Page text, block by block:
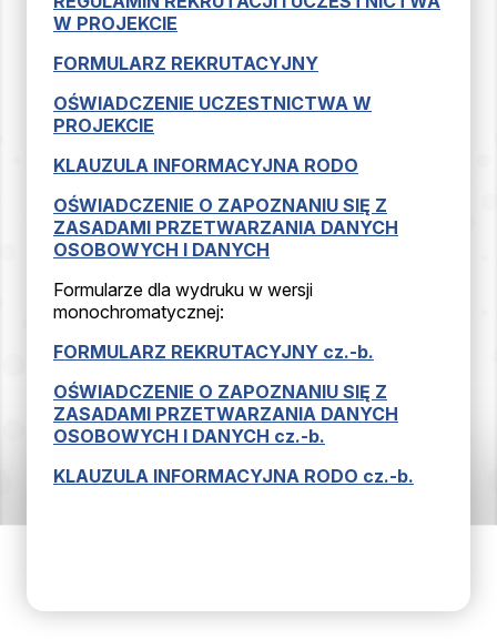
W PROJEKCIE
FORMULARZ REKRUTACYJNY
OŚWIADCZENIE UCZESTNICTWA W
PROJEKCIE
KLAUZULA INFORMACYJNA RODO
OŚWIADCZENIE O ZAPOZNANIU SIĘ Z
ZASADAMI PRZETWARZANIA DANYCH
OSOBOWYCH I DANYCH
Formularze dla wydruku w wersji
monochromatycznej:
FORMULARZ REKRUTACYJNY cz.-b.
OŚWIADCZENIE O ZAPOZNANIU SIĘ Z
ZASADAMI PRZETWARZANIA DANYCH
OSOBOWYCH I DANYCH cz.-b.
KLAUZULA INFORMACYJNA RODO cz.-b.